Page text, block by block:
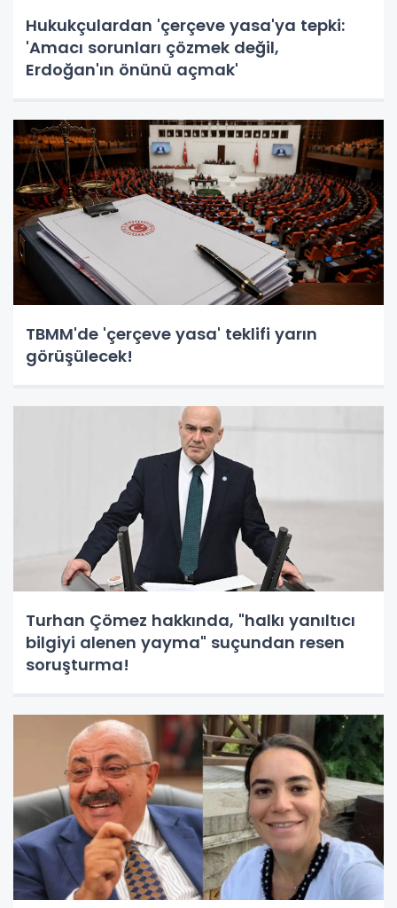
Hukukçulardan 'çerçeve yasa'ya tepki:
'Amacı sorunları çözmek değil,
Erdoğan'ın önünü açmak'
TBMM'de 'çerçeve yasa' teklifi yarın
görüşülecek!
Turhan Çömez hakkında, "halkı yanıltıcı
bilgiyi alenen yayma" suçundan resen
soruşturma!